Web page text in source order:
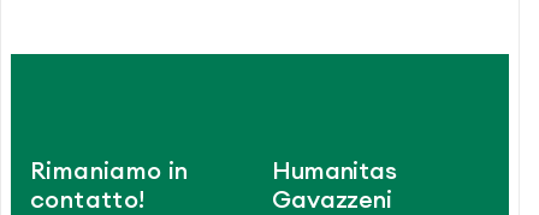
Rimaniamo in
contatto!
Humanitas
Gavazzeni